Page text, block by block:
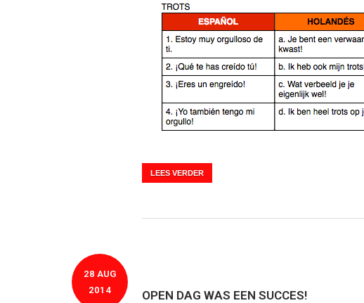
LEES VERDER
OPEN DAG WAS EEN SUCCES!
28 AUG
2014